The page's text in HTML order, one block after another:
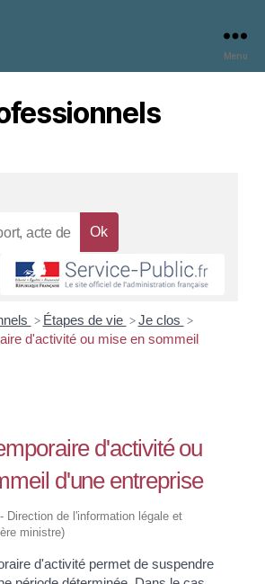
Menu
> Étapes de vie > Je clos >
d'activité ou mise en sommeil
d'activité ou
d'une entreprise
Direction de l'information légale et
ministre)
d'activité permet de suspendre